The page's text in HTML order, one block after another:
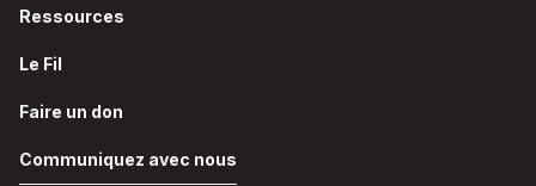
Ressources
Le Fil
Faire un don
Communiquez avec nous